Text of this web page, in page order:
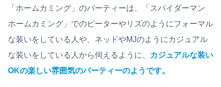
「ホームカミング」のパーティーは、「スパイダーマン
ホームカミング」でのピーターやリズのようにフォーマル
な装いをしている人や、ネッドやMJのようにカジュアル
な装いをしている人から伺えるように、 カジュアルな装い
OKの楽しい雰囲気のパーティーのようです。